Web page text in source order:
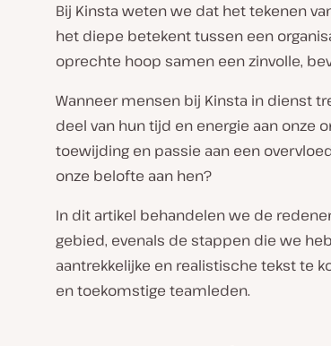
Bij Kinsta weten we dat het tekenen
het diepe betekent tussen een
oprechte hoop samen een zinvolle,
Wanneer mensen bij Kinsta in dienst
deel van hun tijd en energie aan onze
toewijding en passie aan een
onze belofte aan hen?
In dit artikel behandelen we de
gebied, evenals de stappen die we
aantrekkelijke en realistische tekst te
en toekomstige teamleden.